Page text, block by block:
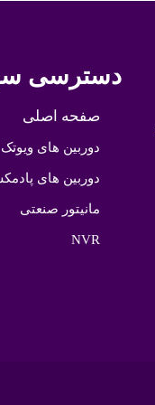
دسترسی
صفحه اصلی
دوربین های ویوتک
دوربین های
مانیتور صنعتی
NVR